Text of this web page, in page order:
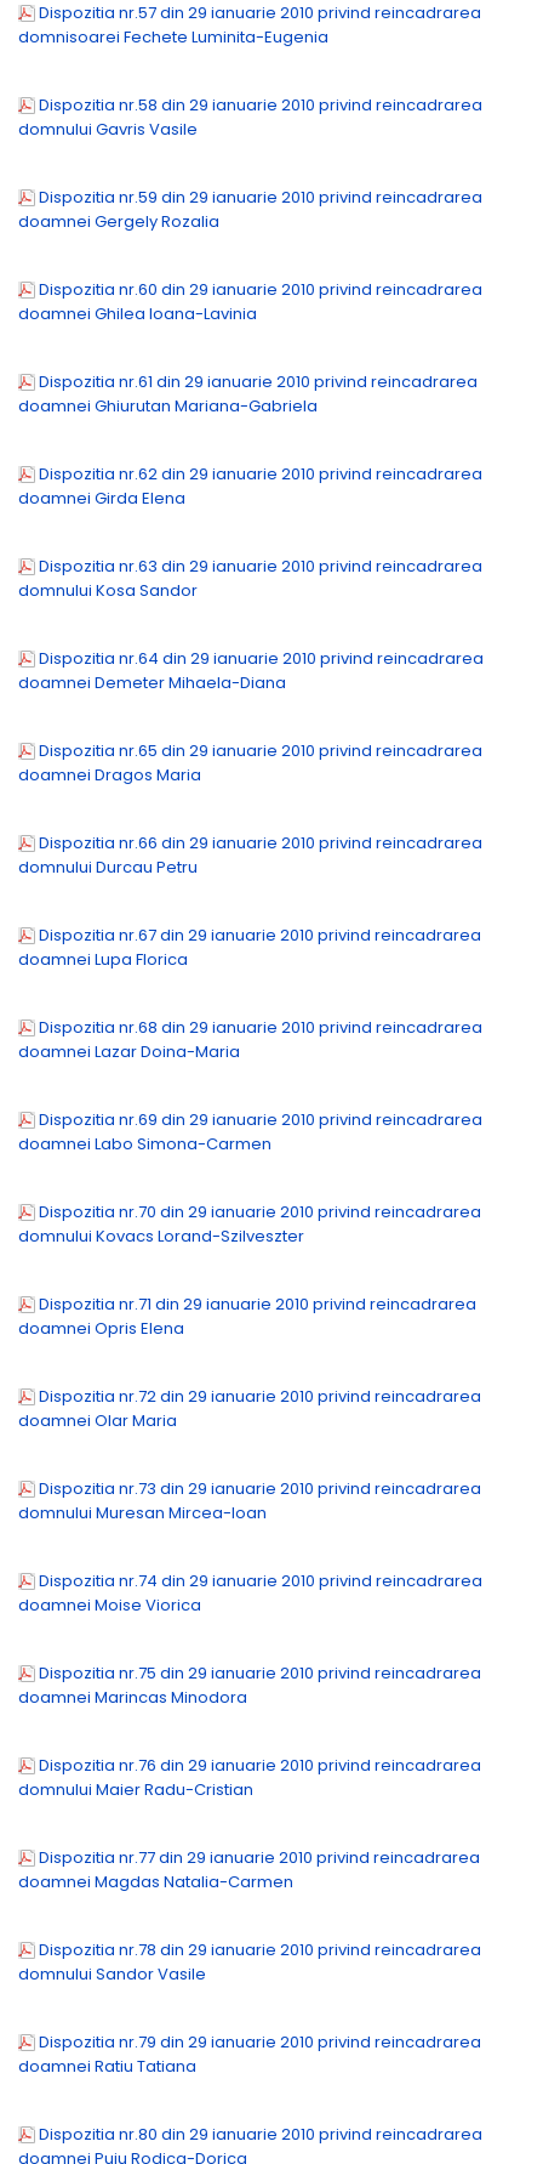
Dispozitia nr.57 din 29 ianuarie 2010 privind reincadrarea
domnisoarei Fechete Luminita-Eugenia
Dispozitia nr.58 din 29 ianuarie 2010 privind reincadrarea
domnului Gavris Vasile
Dispozitia nr.59 din 29 ianuarie 2010 privind reincadrarea
doamnei Gergely Rozalia
Dispozitia nr.60 din 29 ianuarie 2010 privind reincadrarea
doamnei Ghilea Ioana-Lavinia
Dispozitia nr.61 din 29 ianuarie 2010 privind reincadrarea
doamnei Ghiurutan Mariana-Gabriela
Dispozitia nr.62 din 29 ianuarie 2010 privind reincadrarea
doamnei Girda Elena
Dispozitia nr.63 din 29 ianuarie 2010 privind reincadrarea
domnului Kosa Sandor
Dispozitia nr.64 din 29 ianuarie 2010 privind reincadrarea
doamnei Demeter Mihaela-Diana
Dispozitia nr.65 din 29 ianuarie 2010 privind reincadrarea
doamnei Dragos Maria
Dispozitia nr.66 din 29 ianuarie 2010 privind reincadrarea
domnului Durcau Petru
Dispozitia nr.67 din 29 ianuarie 2010 privind reincadrarea
doamnei Lupa Florica
Dispozitia nr.68 din 29 ianuarie 2010 privind reincadrarea
doamnei Lazar Doina-Maria
Dispozitia nr.69 din 29 ianuarie 2010 privind reincadrarea
doamnei Labo Simona-Carmen
Dispozitia nr.70 din 29 ianuarie 2010 privind reincadrarea
domnului Kovacs Lorand-Szilveszter
Dispozitia nr.71 din 29 ianuarie 2010 privind reincadrarea
doamnei Opris Elena
Dispozitia nr.72 din 29 ianuarie 2010 privind reincadrarea
doamnei Olar Maria
Dispozitia nr.73 din 29 ianuarie 2010 privind reincadrarea
domnului Muresan Mircea-Ioan
Dispozitia nr.74 din 29 ianuarie 2010 privind reincadrarea
doamnei Moise Viorica
Dispozitia nr.75 din 29 ianuarie 2010 privind reincadrarea
doamnei Marincas Minodora
Dispozitia nr.76 din 29 ianuarie 2010 privind reincadrarea
domnului Maier Radu-Cristian
Dispozitia nr.77 din 29 ianuarie 2010 privind reincadrarea
doamnei Magdas Natalia-Carmen
Dispozitia nr.78 din 29 ianuarie 2010 privind reincadrarea
domnului Sandor Vasile
Dispozitia nr.79 din 29 ianuarie 2010 privind reincadrarea
doamnei Ratiu Tatiana
Dispozitia nr.80 din 29 ianuarie 2010 privind reincadrarea
doamnei Puiu Rodica-Dorica